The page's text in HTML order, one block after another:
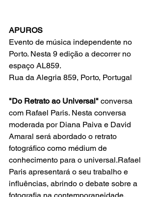
APUROS
Evento de música independente no
Porto. Nesta 9 edição a decorrer no
espaço AL859.
Rua da Alegria 859, Porto, Portugal
"Do Retrato ao Universal" conversa
com Rafael Paris. Nesta conversa
moderada por Diana Paiva e David
Amaral será abordado o retrato
fotográfico como médium de
conhecimento para o universal.Rafael
Paris apresentará o seu trabalho e
influências, abrindo o debate sobre a
fotografia na contemporaneidade.​​